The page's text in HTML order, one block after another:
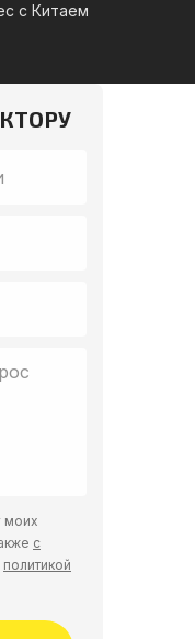
с Китаем
моих
с
политикой